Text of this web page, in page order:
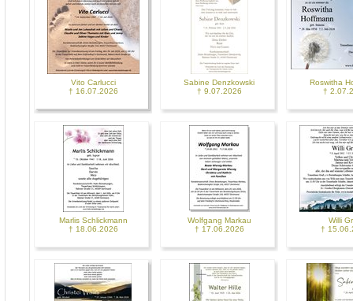
Vito Carlucci
† 16.07.2026
Sabine Denzkowski
† 9.07.2026
Roswitha
†
Marlis Schlickmann
† 18.06.2026
Wolfgang Markau
† 17.06.2026
Willi
†